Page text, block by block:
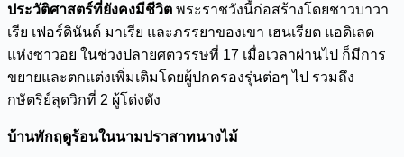
ประวัติศาสตร์ที่ยังคงมีชีวิต พระราชวังนี้ก่อสร้างโดยชาวบาวา
เรีย เฟอร์ดินันด์ มาเรีย และภรรยาของเขา เฮนเรียต แอดิเลด
แห่งซาวอย ในช่วงปลายศตวรรษที่ 17 เมื่อเวลาผ่านไป ก็มีการ
ขยายและตกแต่งเพิ่มเติมโดยผู้ปกครองรุ่นต่อๆ ไป รวมถึง
กษัตริย์ลุดวิกที่ 2 ผู้โด่งดัง
บ้านพักฤดูร้อนในนามปราสาทนางไม้